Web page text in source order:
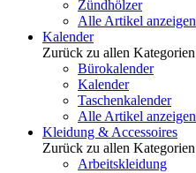
Zündhölzer
Alle Artikel anzeigen
Kalender
Zurück zu allen Kategorien
Bürokalender
Kalender
Taschenkalender
Alle Artikel anzeigen
Kleidung & Accessoires
Zurück zu allen Kategorien
Arbeitskleidung